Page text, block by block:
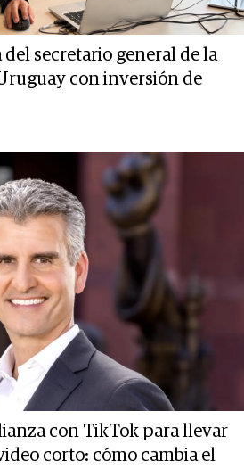
del secretario general de la
con inversión de
con TikTok para llevar
corto: cómo cambia el